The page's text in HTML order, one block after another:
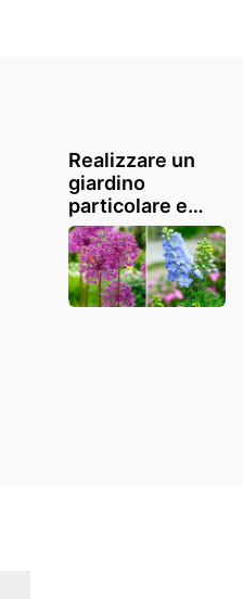
Realizzare un
giardino
particolare e
colorato con
queste 5 piante
perenni con
fiori: ispiratevi